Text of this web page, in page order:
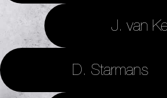
J. van
D. Starmans